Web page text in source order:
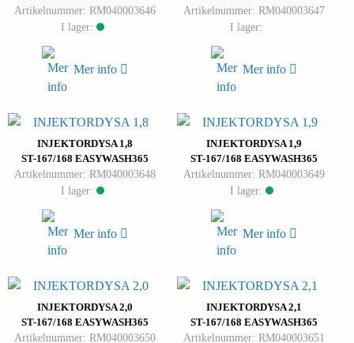
Artikelnummer: RM040003646
I lager:
Mer info
Artikelnummer: RM040003647
I lager:
Mer info
INJEKTORDYSA 1,8
ST-167/168 EASYWASH365
Artikelnummer: RM040003648
I lager:
Mer info
INJEKTORDYSA 1,9
ST-167/168 EASYWASH365
Artikelnummer: RM040003649
I lager:
Mer info
INJEKTORDYSA 2,0
ST-167/168 EASYWASH365
Artikelnummer: RM040003650
INJEKTORDYSA 2,1
ST-167/168 EASYWASH365
Artikelnummer: RM040003651